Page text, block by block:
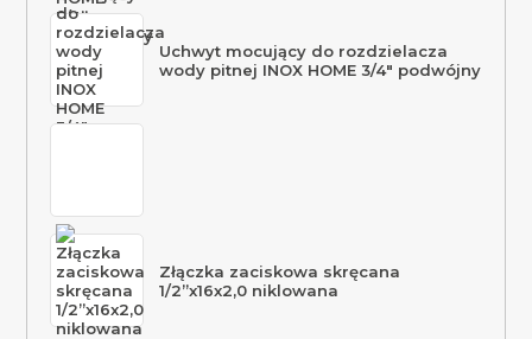
Uchwyt mocujący do rozdzielacza
wody pitnej INOX HOME 3/4″ podwójny
Złączka zaciskowa skręcana
1/2”x16x2,0 niklowana